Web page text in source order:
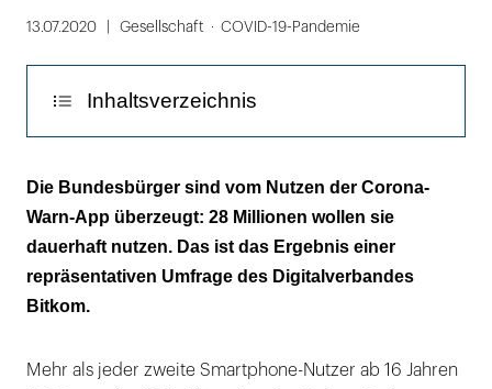
13.07.2020 Gesellschaft COVID-19-Pandemie
Inhaltsverzeichnis
Hauptmotivation: das Virus bekämpfen
Viele Gegner glauben, von der Regierung
ausspioniert zu werden
Die Bundesbürger sind vom Nutzen der Corona-
Warn-App überzeugt: 28 Millionen wollen sie
dauerhaft nutzen. Das ist das Ergebnis einer
repräsentativen Umfrage des Digitalverbandes
Bitkom.
Mehr als jeder zweite Smartphone-Nutzer ab 16 Jahren